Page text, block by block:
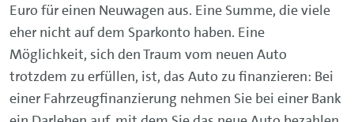
Euro für einen Neuwagen aus. Eine Summe, die viele
eher nicht auf dem Sparkonto haben. Eine
Möglichkeit, sich den Traum vom neuen Auto
trotzdem zu erfüllen, ist, das Auto zu finanzieren: Bei
einer Fahrzeugfinanzierung nehmen Sie bei einer Bank